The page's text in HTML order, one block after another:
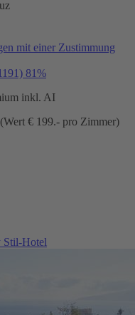
mit einer Zustimmung
81%
inkl. AI
€ 199.- pro Zimmer)
Hotel